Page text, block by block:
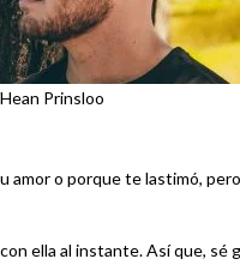
Prinsloo
amor o porque te lastimó,
ella al instante. Así que, sé